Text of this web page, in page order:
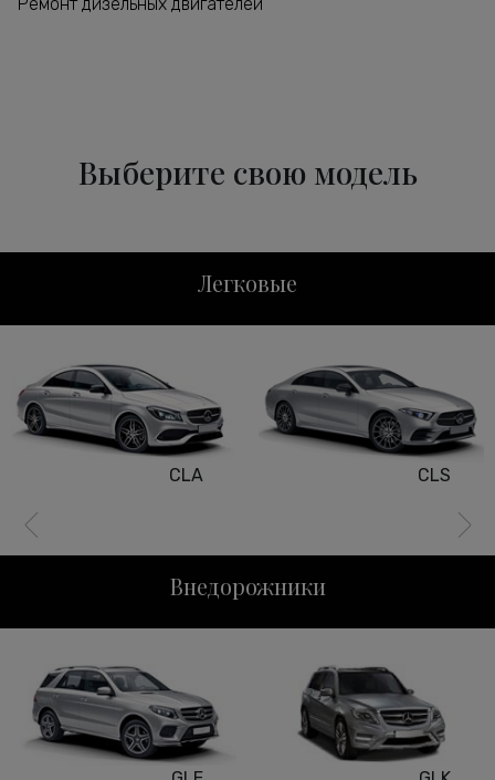
Выберите свою модель
Легковые
CLS E-Class
Внедорожники